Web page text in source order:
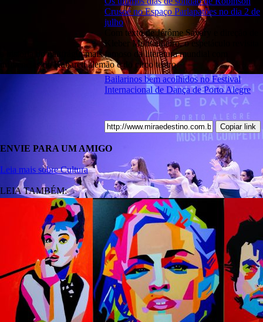
Crusoé no Espaço Parlapatões no dia 2 de
julho
Com texto de Jérôme Savary e direção de
Kleber Montanheiro, o espetáculo revisita
a história do naufrágio mais famoso da literatura mundial com
influências do Kabarett alemão e do circo teatro
Bailarinos bem acolhidos no Festival
Internacional de Dança de Porto Alegre
Copiar link
ENVIE PARA UM AMIGO
Leia mais sobre Cultura
LEIA TAMBÉM: